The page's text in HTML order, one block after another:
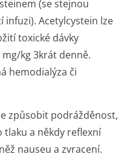
(se stejnou
infuzi). Acetylcystein lze
toxické dávky
kg 3krát denně.
hemodialýza či
způsobit podrážděnost,
tlaku a někdy reflexní
nauseu a zvracení.